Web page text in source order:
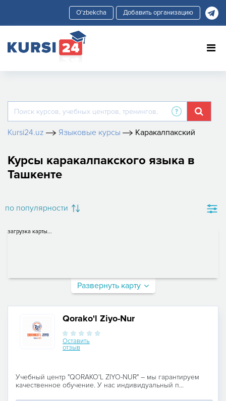
Добавить организацию
Kursi24.uz Языковые курсы Каракалпакский
Курсы каракалпакского языка в
Ташкенте
по популярности
загрузка карты...
Развернуть карту
Qorako'l Ziyo-Nur
Оставить
отзыв
Учебный центр "QORAKO'L ZIYO-NUR" – мы гарантируем
качественное обучение. У нас индивидуальный п...